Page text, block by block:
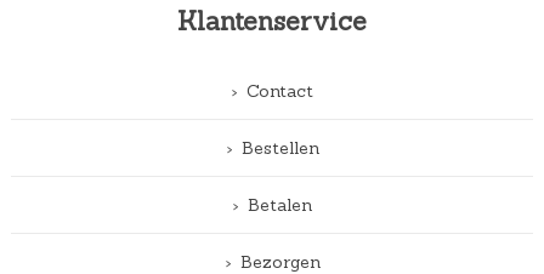
Klantenservice
Contact
Bestellen
Betalen
Bezorgen